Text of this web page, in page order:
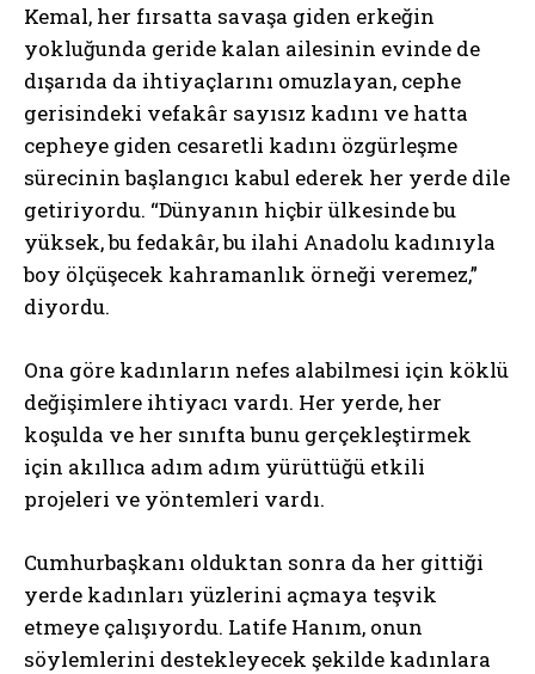
Kemal, her fırsatta savaşa giden erkeğin
yokluğunda geride kalan ailesinin evinde de
dışarıda da ihtiyaçlarını omuzlayan, cephe
gerisindeki vefakâr sayısız kadını ve hatta
cepheye giden cesaretli kadını özgürleşme
sürecinin başlangıcı kabul ederek her yerde dile
getiriyordu. “Dünyanın hiçbir ülkesinde bu
yüksek, bu fedakâr, bu ilahi Anadolu kadınıyla
boy ölçüşecek kahramanlık örneği veremez,”
diyordu.
Ona göre kadınların nefes alabilmesi için köklü
değişimlere ihtiyacı vardı. Her yerde, her
koşulda ve her sınıfta bunu gerçekleştirmek
için akıllıca adım adım yürüttüğü etkili
projeleri ve yöntemleri vardı.
Cumhurbaşkanı olduktan sonra da her gittiği
yerde kadınları yüzlerini açmaya teşvik
etmeye çalışıyordu. Latife Hanım, onun
söylemlerini destekleyecek şekilde kadınlara